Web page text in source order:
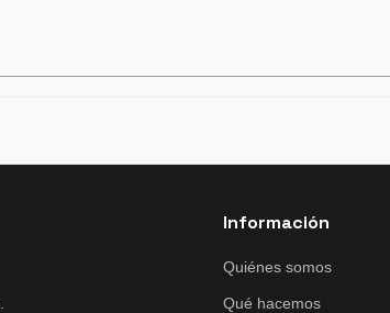
Información
Quiénes somos
Qué hacemos